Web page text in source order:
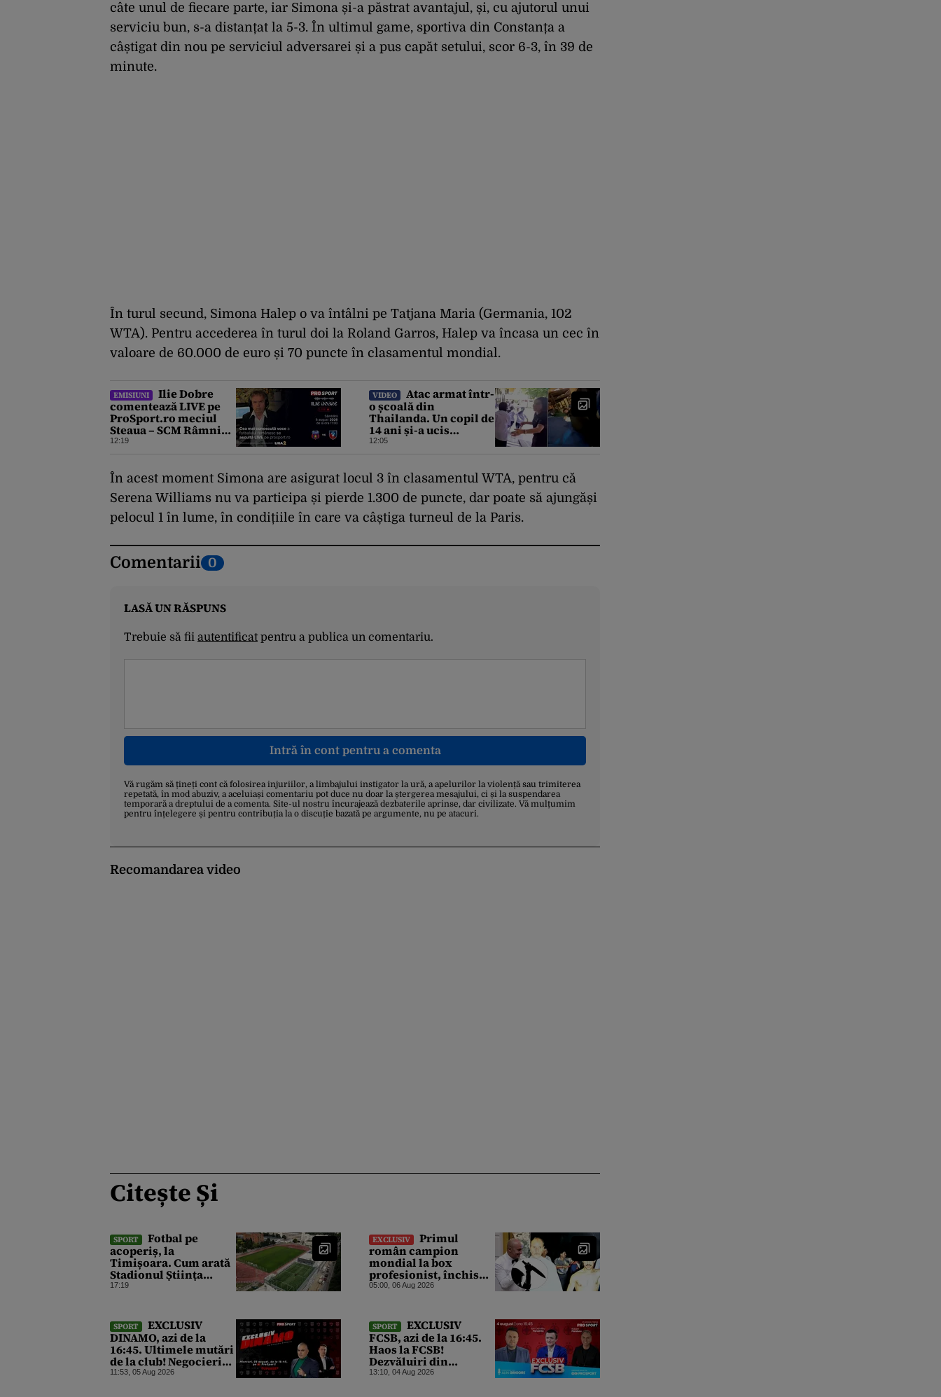
câte unul de fiecare parte, iar Simona și-a păstrat avantajul, și, cu ajutorul unui
serviciu bun, s-a distanțat la 5-3. În ultimul game, sportiva din Constanța a
câștigat din nou pe serviciul adversarei și a pus capăt setului, scor 6-3, în 39 de
minute.
În turul secund, Simona Halep o va întâlni pe Tatjana Maria (Germania, 102
WTA). Pentru accederea în turul doi la Roland Garros, Halep va încasa un cec în
valoare de 60.000 de euro și 70 puncte în clasamentul mondial.
EMISIUNI
Ilie Dobre
comentează LIVE pe
ProSport.ro meciul
Steaua – SCM Râmnicu
Vâlcea, sâmbătă, 8
12:19
VIDEO
Atac armat într-
o școală din
Thailanda. Un copil de
14 ani și-a ucis
bunicii, apoi a
12:05
În acest moment Simona are asigurat locul 3 în clasamentul WTA, pentru că
Serena Williams nu va participa și pierde 1.300 de puncte, dar poate să ajungăși
pelocul 1 în lume, în condițiile în care va câștiga turneul de la Paris.
Comentarii 0
LASĂ UN RĂSPUNS
Trebuie să fii autentificatpentru a publica un comentariu.
Intră în cont pentru a comenta
Vă rugăm să țineți cont că folosirea injuriilor, a limbajului instigator la ură, a apelurilor la violență sau trimiterea
repetată, în mod abuziv, a aceluiași comentariu pot duce nu doar la ștergerea mesajului, ci și la suspendarea
temporară a dreptului de a comenta. Site-ul nostru încurajează dezbaterile aprinse, dar civilizate. Vă mulțumim
pentru înțelegere și pentru contribuția la o discuție bazată pe argumente, nu pe atacuri.
Recomandarea video
Citește Și
SPORT
Fotbal pe
acoperiș, la
Timișoara. Cum arată
Stadionul Știința
înainte de inaugurare,
17:19
EXCLUSIV
Primul
român campion
mondial la box
profesionist, închis
pentru tentativă de
interlop periculos
05:00, 06 Aug 2026
SPORT
EXCLUSIV
DINAMO, azi de la
16:45. Ultimele mutări
de la club! Negocieri
pentru transferuri și
11:53, 05 Aug 2026
SPORT
EXCLUSIV
FCSB, azi de la 16:45.
Haos la FCSB!
Dezvăluiri din
vestiarul roș-
13:10, 04 Aug 2026